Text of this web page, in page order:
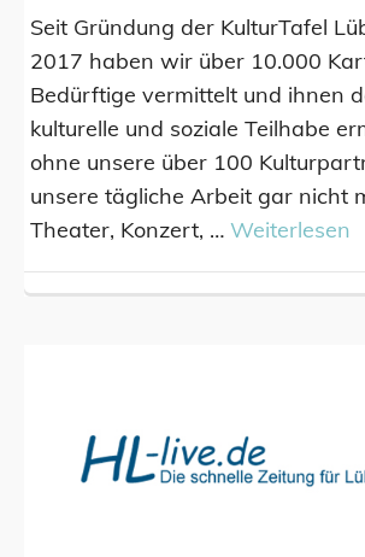
Seit Gründung der KulturTafel
2017 haben wir über 10.000
Bedürftige vermittelt und ihnen
kulturelle und soziale Teilhabe
ohne unsere über 100
unsere tägliche Arbeit gar nicht
Theater, Konzert, … Weiterlesen